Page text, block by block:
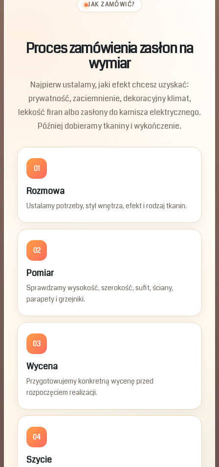
JAK ZAMÓWIĆ?
Proces zamówienia zasłon na
wymiar
Najpierw ustalamy, jaki efekt chcesz uzyskać:
prywatność, zaciemnienie, dekoracyjny klimat,
lekkość firan albo zasłony do karnisza elektrycznego.
Później dobieramy tkaniny i wykończenie.
01
Rozmowa
Ustalamy potrzeby, styl wnętrza, efekt i rodzaj tkanin.
02
Pomiar
Sprawdzamy wysokość, szerokość, sufit, ściany,
parapety i grzejniki.
03
Wycena
Przygotowujemy konkretną wycenę przed
rozpoczęciem realizacji.
04
Szycie